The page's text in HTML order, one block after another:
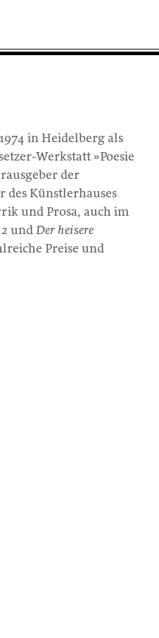
in Heidelberg als
Werkstatt »Poesie
der
des Künstlerhauses
und Prosa, auch im
und Der heisere
Preise und